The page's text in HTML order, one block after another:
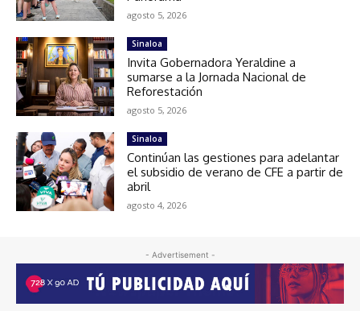
agosto 5, 2026
Sinaloa
Invita Gobernadora Yeraldine a
sumarse a la Jornada Nacional de
Reforestación
agosto 5, 2026
Sinaloa
Continúan las gestiones para adelantar
el subsidio de verano de CFE a partir de
abril
agosto 4, 2026
- Advertisement -